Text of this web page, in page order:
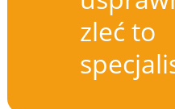
zleć to